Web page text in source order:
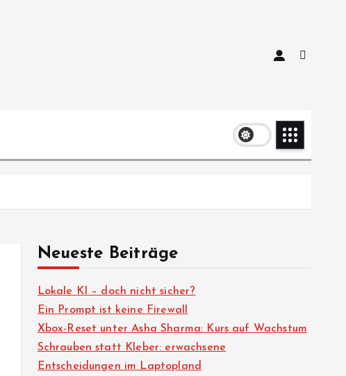
Neueste Beiträge
Lokale KI – doch nicht sicher?
Ein Prompt ist keine Firewall
Xbox-Reset unter Asha Sharma: Kurs auf Wachstum
Schrauben statt Kleber: erwachsene
Entscheidungen im Laptopland